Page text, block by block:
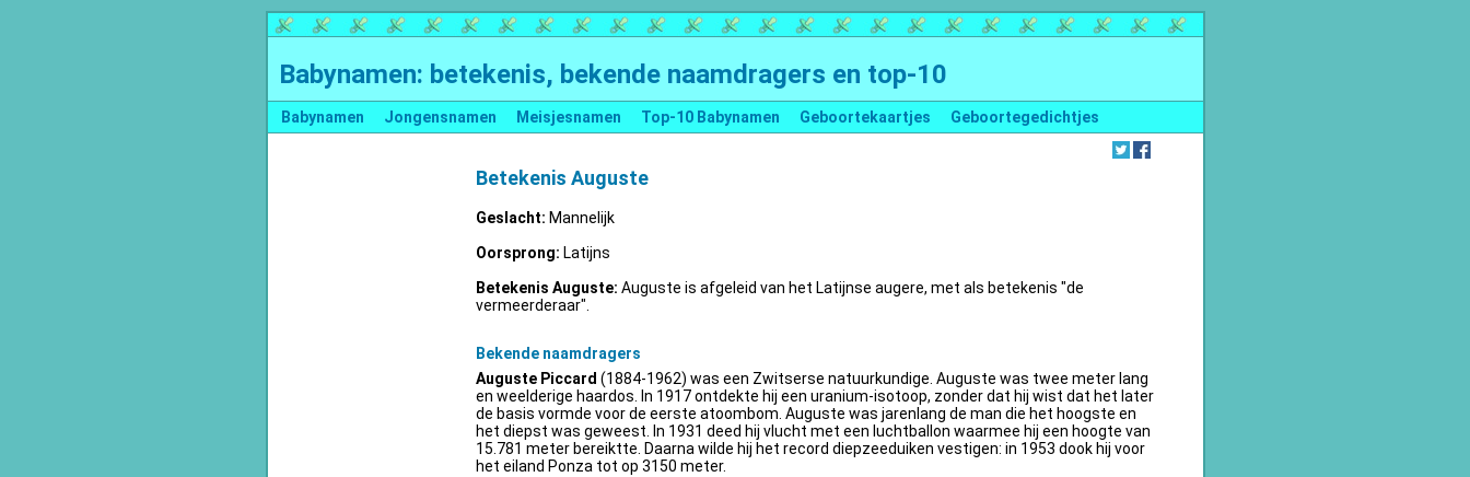
Babynamen: betekenis, bekende naamdragers en top-10
Babynamen Jongensnamen Meisjesnamen Top-10 Babynamen Geboortekaartjes Geboortegedichtjes
Betekenis Auguste
Geslacht: Mannelijk
Oorsprong: Latijns
Betekenis Auguste: Auguste is afgeleid van het Latijnse augere, met als betekenis "de
vermeerderaar".
Bekende naamdragers
Auguste Piccard (1884-1962) was een Zwitserse natuurkundige. Auguste was twee meter lang
en weelderige haardos. In 1917 ontdekte hij een uranium-isotoop, zonder dat hij wist dat het later
de basis vormde voor de eerste atoombom. Auguste was jarenlang de man die het hoogste en
het diepst was geweest. In 1931 deed hij vlucht met een luchtballon waarmee hij een hoogte van
15.781 meter bereiktte. Daarna wilde hij het record diepzeeduiken vestigen: in 1953 dook hij voor
het eiland Ponza tot op 3150 meter.